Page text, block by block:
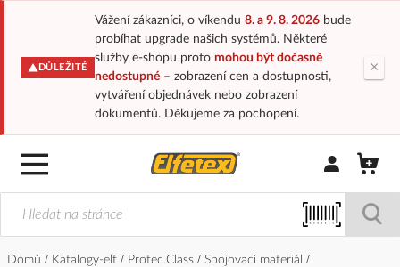
DŮLEŽITÉ
Vážení zákazníci, o víkendu 8. a 9. 8. 2026bude
probíhat upgrade našich systémů. Některé
služby e-shopu proto mohou být dočasně
nedostupné– zobrazení cen a dostupnosti,
vytváření objednávek nebo zobrazení
dokumentů. Děkujeme za pochopení.
×
Přihlásit/
Domů Katalogy-elf Protec.Class
Spojovací materiál